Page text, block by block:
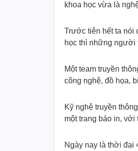
khoa học vừa là
Trước tiên hết ta nói
học thì những người
Một team truyền
công nghệ, đồ họa,
Kỹ nghệ truyền
một trang báo in,
Ngày nay là thời đại